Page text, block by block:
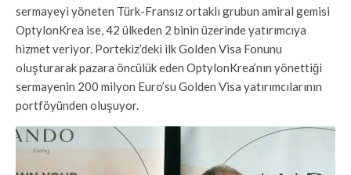
sermayeyi yöneten Türk-Fransız ortaklı grubun amiral gemisi
OptylonKrea ise, 42 ülkeden 2 binin üzerinde yatırımcıya
hizmet veriyor. Portekiz’deki ilk Golden Visa Fonunu
oluşturarak pazara öncülük eden OptylonKrea’nın yönettiği
sermayenin 200 milyon Euro’su Golden Visa yatırımcılarının
portföyünden oluşuyor.